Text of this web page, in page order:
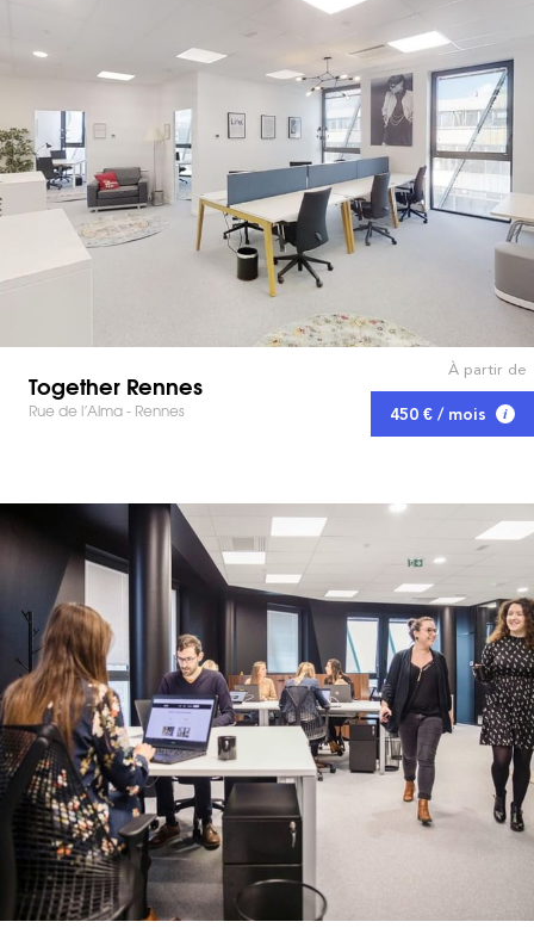
Together Rennes
Rue de l’Alma - Rennes
À partir de
450 € / mois